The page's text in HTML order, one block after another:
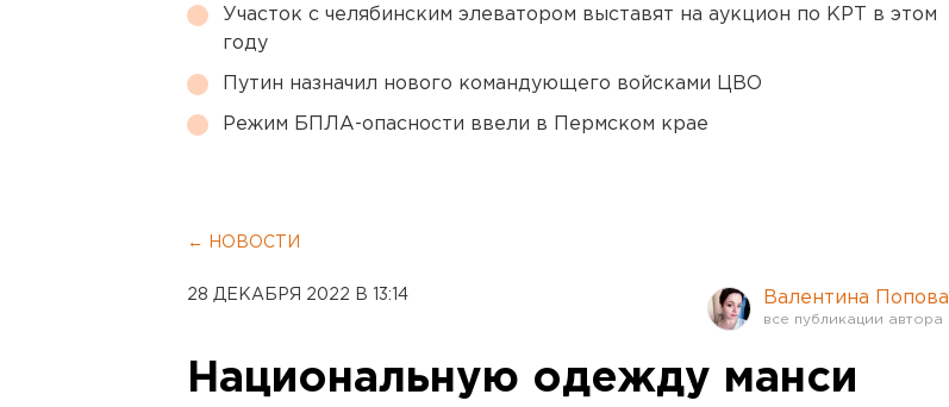
Участок с челябинским элеватором выставят на аукцион по КРТ в этом
году
Путин назначил нового командующего войсками ЦВО
Режим БПЛА-опасности ввели в Пермском крае
← НОВОСТИ
28 ДЕКАБРЯ 2022 В 13:14 Валентина Попова
Национальную одежду манси